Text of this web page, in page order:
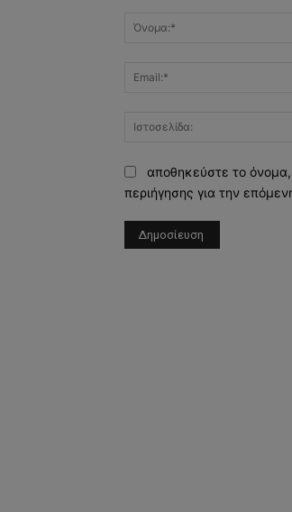
αποθηκεύστε το όνομα,
περιήγησης για την